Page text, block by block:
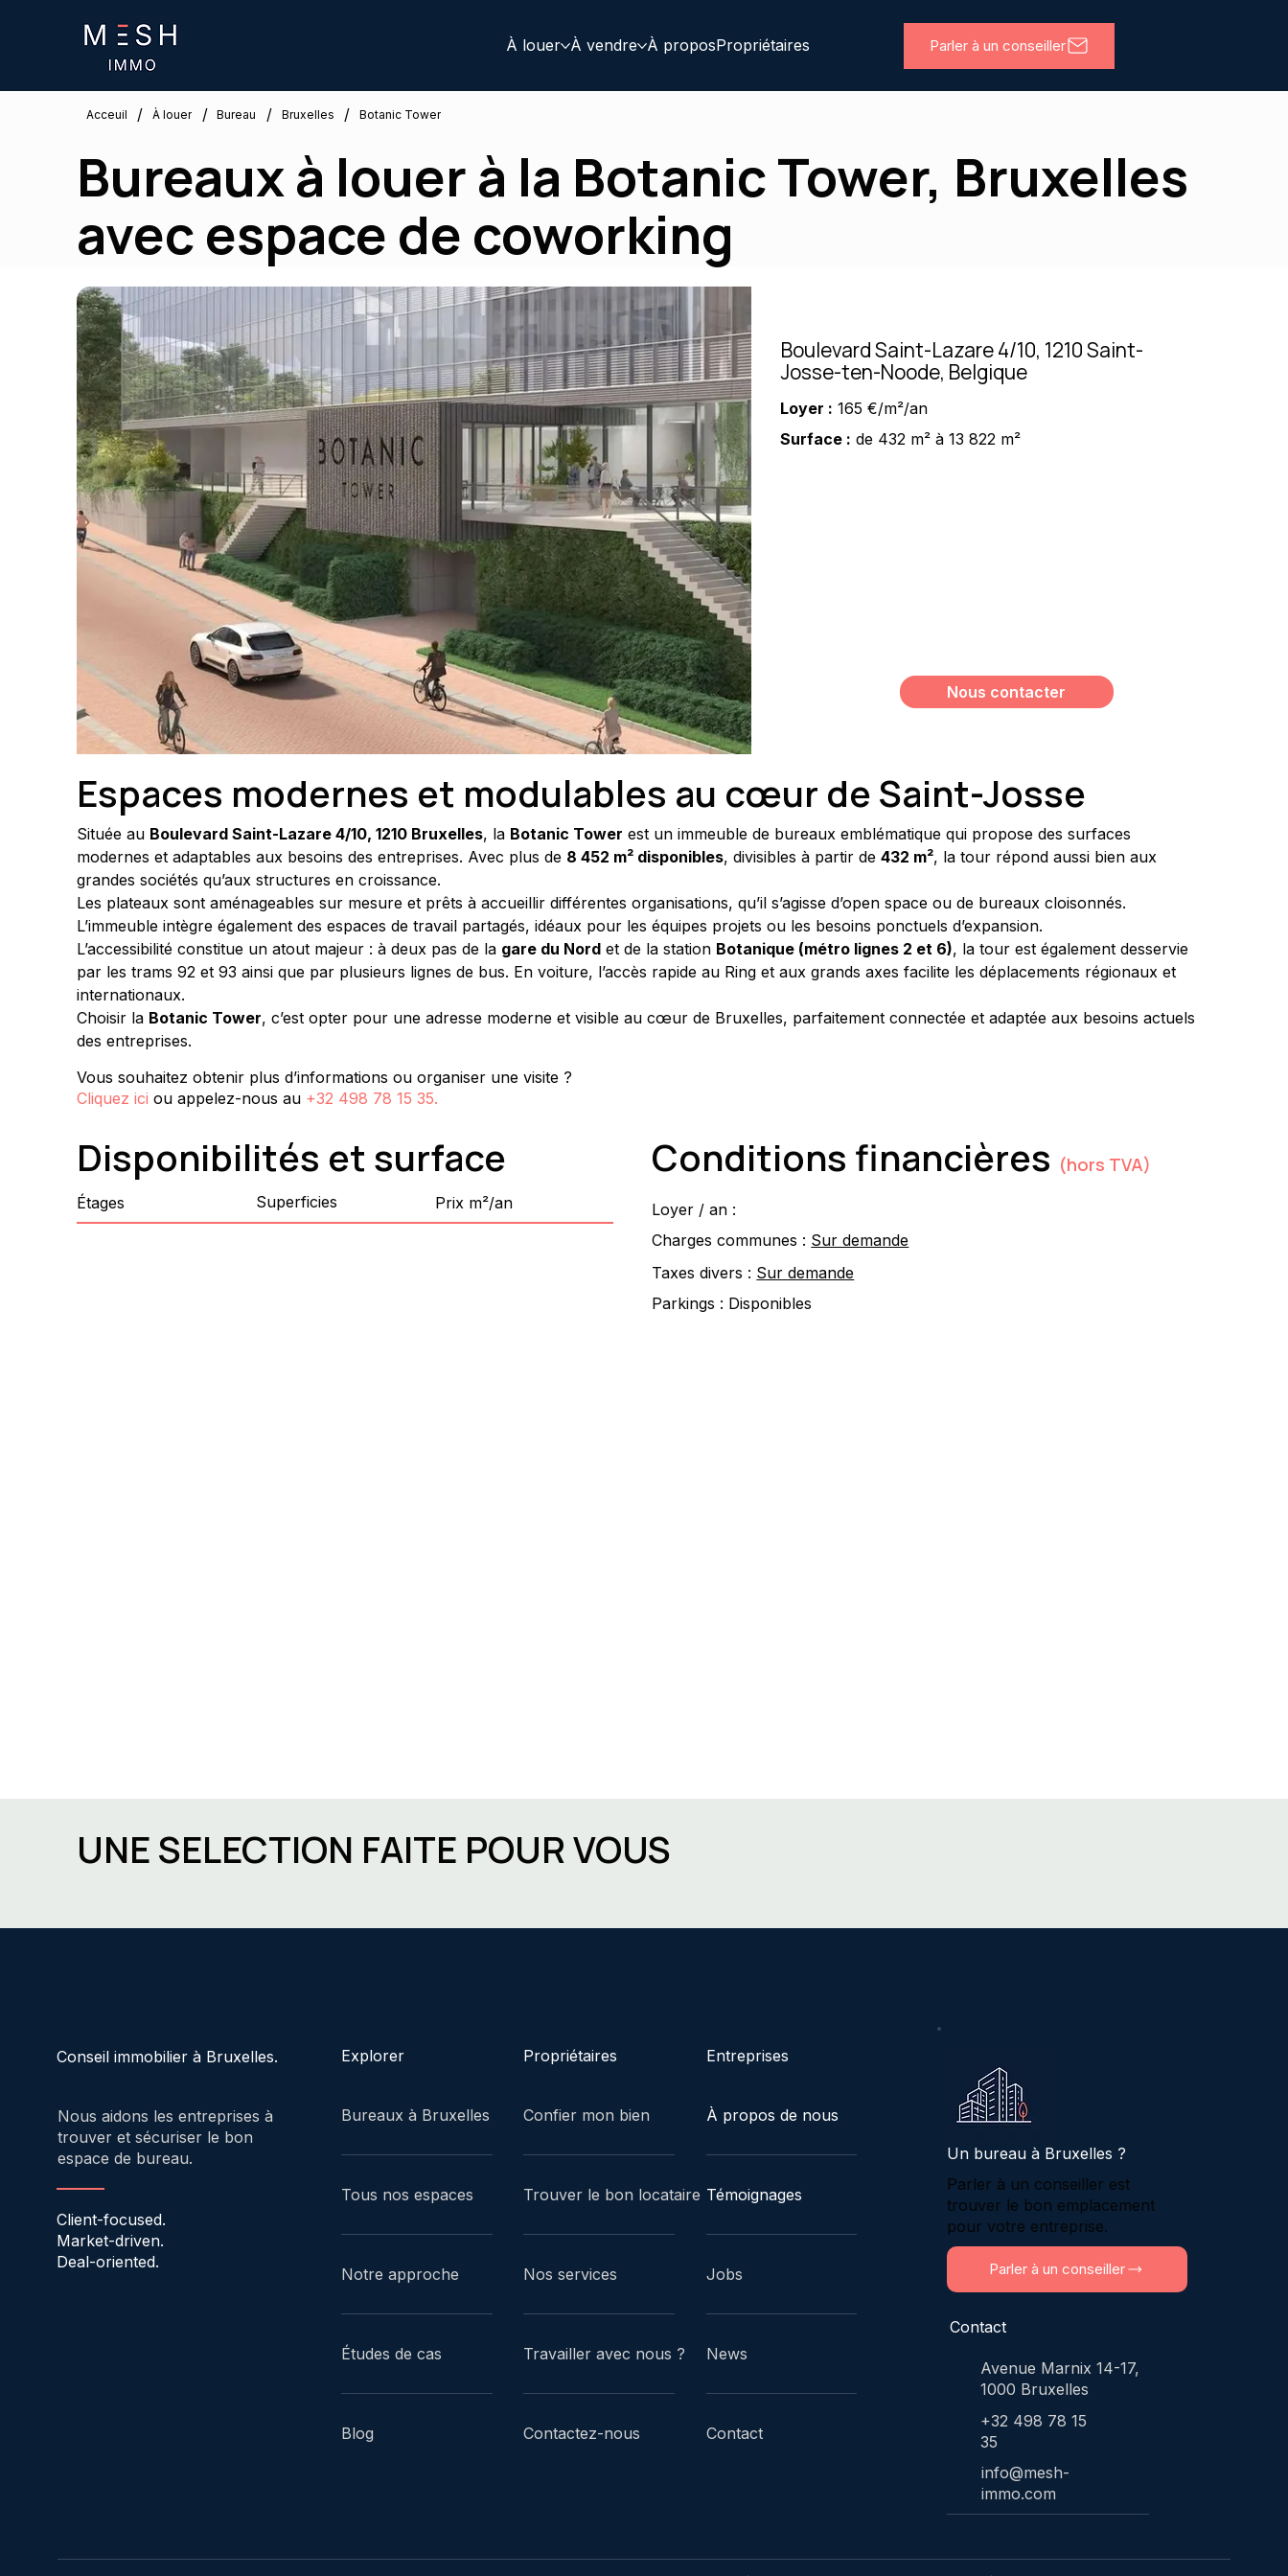
À louer À vendre À proposPropriétaires Parler à un conseiller
Acceuil / À louer / Bureau / Bruxelles / Botanic Tower
Bureaux à louer à la Botanic Tower, Bruxelles
avec espace de coworking
Boulevard Saint-Lazare 4/10, 1210 Saint-
Josse-ten-Noode, Belgique
Loyer : 165 €/m²/an
Surface : de 432 m² à 13 822 m²
Nous contacter
Espaces modernes et modulables au cœur de Saint-Josse
Située au Boulevard Saint-Lazare 4/10, 1210 Bruxelles, la Botanic Tower est un immeuble de bureaux emblématique qui propose des surfaces
modernes et adaptables aux besoins des entreprises. Avec plus de 8 452 m² disponibles, divisibles à partir de 432 m², la tour répond aussi bien aux
grandes sociétés qu’aux structures en croissance.
Les plateaux sont aménageables sur mesure et prêts à accueillir différentes organisations, qu’il s’agisse d’open space ou de bureaux cloisonnés.
L’immeuble intègre également des espaces de travail partagés, idéaux pour les équipes projets ou les besoins ponctuels d’expansion.
L’accessibilité constitue un atout majeur : à deux pas de la gare du Nord et de la station Botanique (métro lignes 2 et 6), la tour est également desservie
par les trams 92 et 93 ainsi que par plusieurs lignes de bus. En voiture, l’accès rapide au Ring et aux grands axes facilite les déplacements régionaux et
internationaux.
Choisir la Botanic Tower, c’est opter pour une adresse moderne et visible au cœur de Bruxelles, parfaitement connectée et adaptée aux besoins actuels
des entreprises.
Vous souhaitez obtenir plus d’informations ou organiser une visite ?
Cliquez ici ou appelez-nous au +32 498 78 15 35.
Disponibilités et surface
Étages Superficies Prix m²/an
Conditions financières (hors TVA)
Loyer / an :
Charges communes : Sur demande
Taxes divers : Sur demande
Parkings : Disponibles
UNE SELECTION FAITE POUR VOUS
Conseil immobilier à Bruxelles.
Nous aidons les entreprises à
trouver et sécuriser le bon
espace de bureau.
Client-focused.
Market-driven.
Deal-oriented.
Explorer
Bureaux à Bruxelles
Tous nos espaces
Notre approche
Études de cas
Blog
Propriétaires
Confier mon bien
Trouver le bon locataire
Nos services
Travailler avec nous ?
Contactez-nous
Entreprises
À propos de nous
Témoignages
Jobs
News
Contact
Contact
Avenue Marnix 14-17,
1000 Bruxelles
+32 498 78 15
35
info@mesh-
immo.com
Un bureau à Bruxelles ?
Parler à un conseiller est
trouver le bon emplacement
pour votre entreprise.
Parler à un conseiller